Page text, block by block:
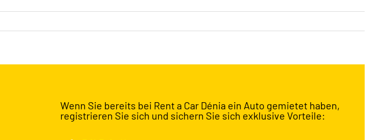
Wenn Sie bereits bei Rent a Car Dénia ein Auto gemietet haben,
registrieren Sie sich und sichern Sie sich exklusive Vorteile: